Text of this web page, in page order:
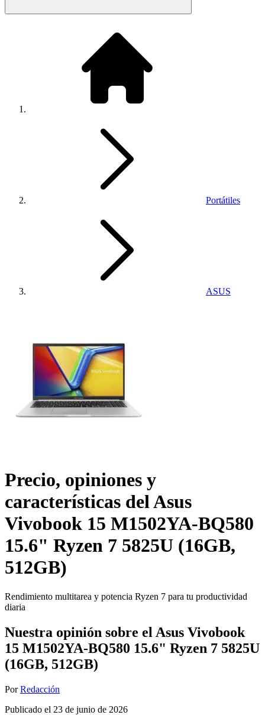
Portátiles
ASUS
Precio, opiniones y
características delAsus
Vivobook 15 M1502YA-BQ580
15.6" Ryzen 7 5825U (16GB,
512GB)
Rendimiento multitarea y potencia Ryzen 7 para tu productividad
diaria
Nuestra opinión sobre el Asus Vivobook
15 M1502YA-BQ580 15.6" Ryzen 7 5825U
(16GB, 512GB)
Por Redacción
Publicado el 23 de junio de 2026